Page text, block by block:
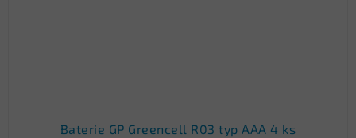
Baterie GP Greencell R03 typ AAA 4 ks